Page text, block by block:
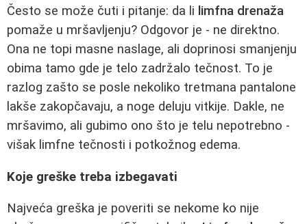
Često se može čuti i pitanje: da li limfna drenaža
pomaže u mršavljenju? Odgovor je - ne direktno.
Ona ne topi masne naslage, ali doprinosi smanjenju
obima tamo gde je telo zadržalo tečnost. To je
razlog zašto se posle nekoliko tretmana pantalone
lakše zakopčavaju, a noge deluju vitkije. Dakle, ne
mršavimo, ali gubimo ono što je telu nepotrebno -
višak limfne tečnosti i potkožnog edema.
Koje greške treba izbegavati
Najveća greška je poveriti se nekome ko nije